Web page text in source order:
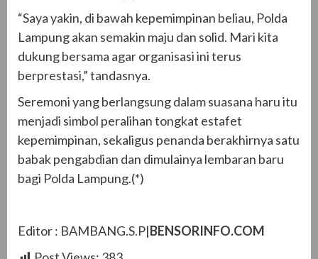
“Saya yakin, di bawah kepemimpinan beliau, Polda
Lampung akan semakin maju dan solid. Mari kita
dukung bersama agar organisasi ini terus
berprestasi,” tandasnya.
Seremoni yang berlangsung dalam suasana haru itu
menjadi simbol peralihan tongkat estafet
kepemimpinan, sekaligus penanda berakhirnya satu
babak pengabdian dan dimulainya lembaran baru
bagi Polda Lampung.(*)
Editor : BAMBANG.S.P|BENSORINFO.COM